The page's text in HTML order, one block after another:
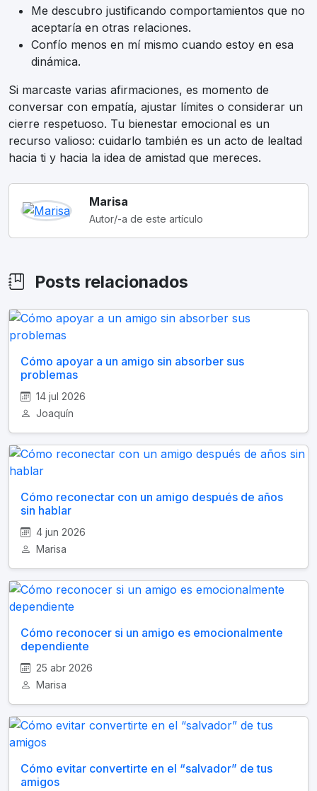
Me descubro justificando comportamientos que no
aceptaría en otras relaciones.
Confío menos en mí mismo cuando estoy en esa
dinámica.
Si marcaste varias afirmaciones, es momento de
conversar con empatía, ajustar límites o considerar un
cierre respetuoso. Tu bienestar emocional es un
recurso valioso: cuidarlo también es un acto de lealtad
hacia ti y hacia la idea de amistad que mereces.
Marisa
Autor/-a de este artículo
Posts relacionados
Cómo apoyar a un amigo sin absorber sus
problemas
14 jul 2026
Joaquín
Cómo reconectar con un amigo después de años
sin hablar
4 jun 2026
Marisa
Cómo reconocer si un amigo es emocionalmente
dependiente
25 abr 2026
Marisa
Cómo evitar convertirte en el “salvador” de tus
amigos